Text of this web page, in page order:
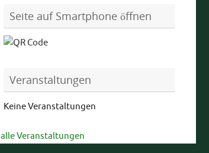
Seite auf Smartphone öffnen
Veranstaltungen
Keine Veranstaltungen
alle Veranstaltungen